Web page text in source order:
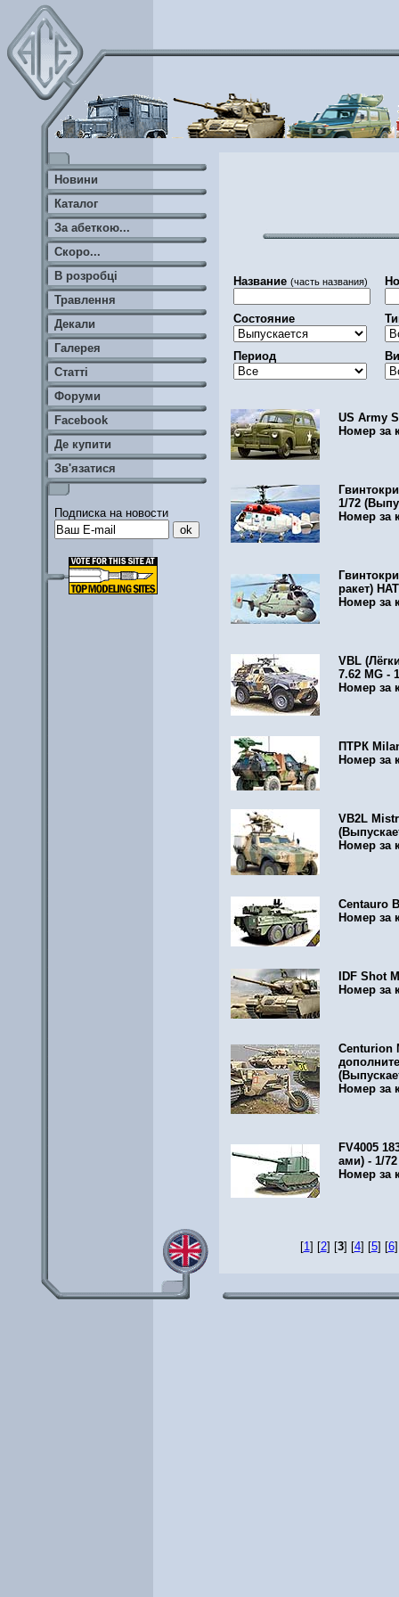
Название (часть названия)
Состояние
Период
US Army
Номер за
1/72
Номер за
ракет)
Номер за
VBL
7.62 MG -
Номер за
ПТРК
Номер за
VB2L
Номер за
Centauro
Номер за
IDF Shot
Номер за
Centurion
Номер за
FV4005
ами) - 1/72
Номер за
[1] [2] [3] [4] [5] [6
Новини
Каталог
За абеткою...
Скоро...
В розробці
Травлення
Декали
Галерея
Статті
Форуми
Facebook
Де купити
Зв'язатися
Подписка на новости